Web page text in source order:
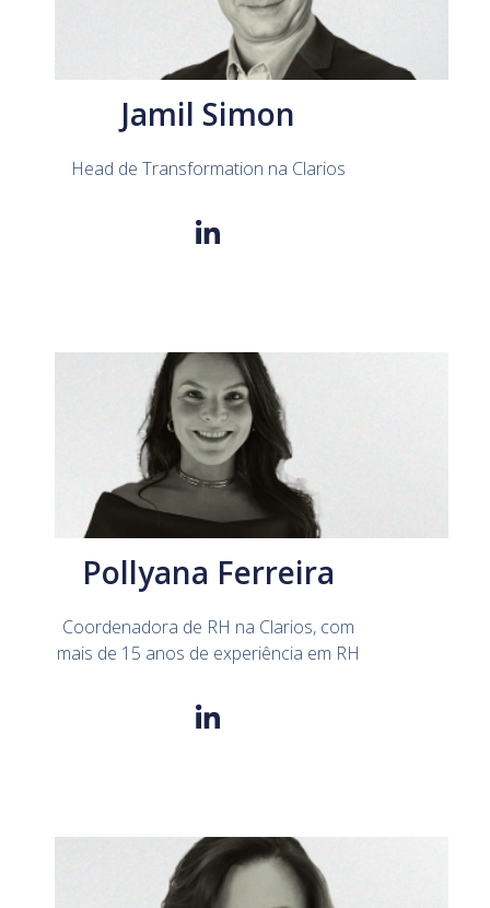
Jamil Simon
Head de Transformation na Clarios
Pollyana Ferreira
Coordenadora de RH na Clarios, com
mais de 15 anos de experiência em RH